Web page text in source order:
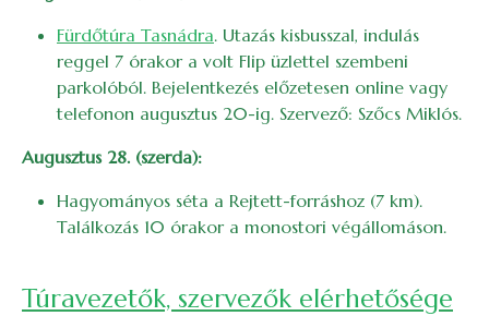
Fürdőtúra Tasnádra. Utazás kisbusszal, indulás
reggel 7 órakor a volt Flip üzlettel szembeni
parkolóból. Bejelentkezés előzetesen online vagy
telefonon augusztus 20-ig. Szervező: Szőcs Miklós.
Augusztus 28. (szerda):
Hagyományos séta a Rejtett-forráshoz (7 km).
Találkozás 10 órakor a monostori végállomáson.
Túravezetők, szervezők elérhetősége